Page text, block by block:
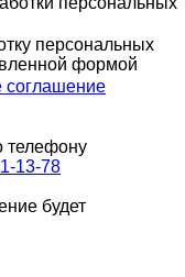
персональных
формой
соглашение
телефону
13-78
будет